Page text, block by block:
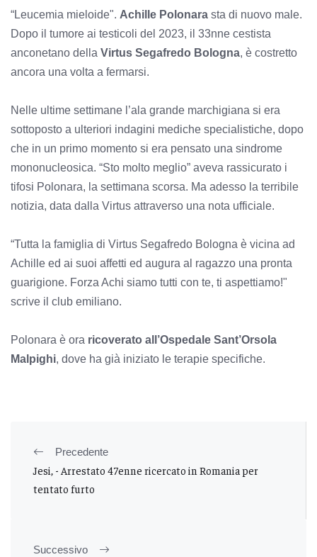
“Leucemia mieloide". Achille Polonara sta di nuovo male.
Dopo il tumore ai testicoli del 2023, il 33nne cestista
anconetano della Virtus Segafredo Bologna, è costretto
ancora una volta a fermarsi.
Nelle ultime settimane l’ala grande marchigiana si era
sottoposto a ulteriori indagini mediche specialistiche, dopo
che in un primo momento si era pensato una sindrome
mononucleosica. “Sto molto meglio” aveva rassicurato i
tifosi Polonara, la settimana scorsa. Ma adesso la terribile
notizia, data dalla Virtus attraverso una nota ufficiale.
“Tutta la famiglia di Virtus Segafredo Bologna è vicina ad
Achille ed ai suoi affetti ed augura al ragazzo una pronta
guarigione. Forza Achi siamo tutti con te, ti aspettiamo!"
scrive il club emiliano.
Polonara è ora ricoverato all’Ospedale Sant’Orsola
Malpighi, dove ha già iniziato le terapie specifiche.
Precedente
Jesi, - Arrestato 47enne ricercato in Romania per
tentato furto
Successivo